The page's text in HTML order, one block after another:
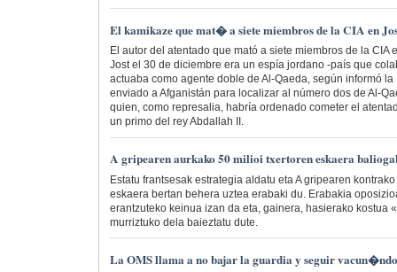
El kamikaze que mat� a siete miembros de la CIA en
El autor del atentado que mató a siete miembros de la CIA
Jost el 30 de diciembre era un espía jordano -país que
actuaba como agente doble de Al-Qaeda, según informó la
enviado a Afganistán para localizar al número dos de Al-
quien, como represalia, habría ordenado cometer el
un primo del rey Abdallah II.
A gripearen aurkako 50 milioi txertoren eskaera
Estatu frantsesak estrategia aldatu eta A gripearen
eskaera bertan behera uztea erabaki du. Erabakia
erantzuteko keinua izan da eta, gainera, hasierako kostua
murriztuko dela baieztatu dute.
La OMS llama a no bajar la guardia y seguir